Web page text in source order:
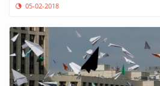
05-02-2018